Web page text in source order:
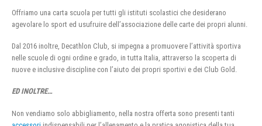
Offriamo una carta scuola per tutti gli istituti scolastici che desiderano
agevolare lo sport ed usufruire dell’associazione delle carte dei propri alunni.
Dal 2016 inoltre, Decathlon Club, si impegna a promuovere l’attività sportiva
nelle scuole di ogni ordine e grado, in tutta Italia, attraverso la scoperta di
nuove e inclusive discipline con l’aiuto dei propri sportivi e dei Club Gold.
ED INOLTRE…
Non vendiamo solo abbigliamento, nella nostra offerta sono presenti tanti